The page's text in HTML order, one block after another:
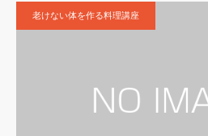
老けない体を作る料理講座